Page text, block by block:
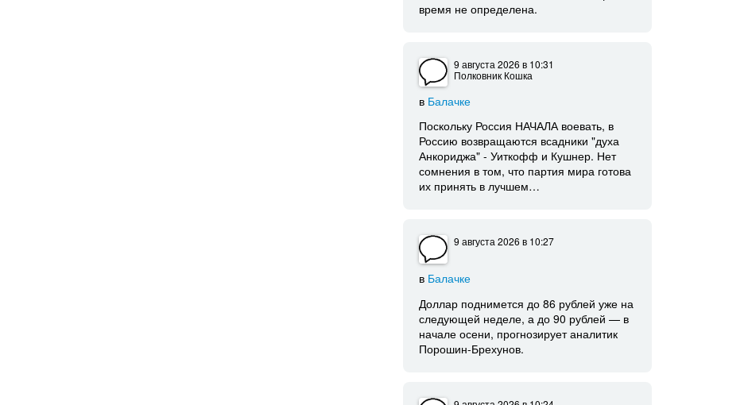
время не определена.
9 августа 2026в 10:31
Полковник Кошка
в Балачке
Поскольку Россия НАЧАЛА воевать, в
Россию возвращаются всадники "духа
Анкориджа" - Уиткофф и Кушнер. Нет
сомнения в том, что партия мира готова
их принять в лучшем…
9 августа 2026в 10:27
в Балачке
Доллар поднимется до 86 рублей уже на
следующей неделе, а до 90 рублей — в
начале осени, прогнозирует аналитик
Порошин-Брехунов.